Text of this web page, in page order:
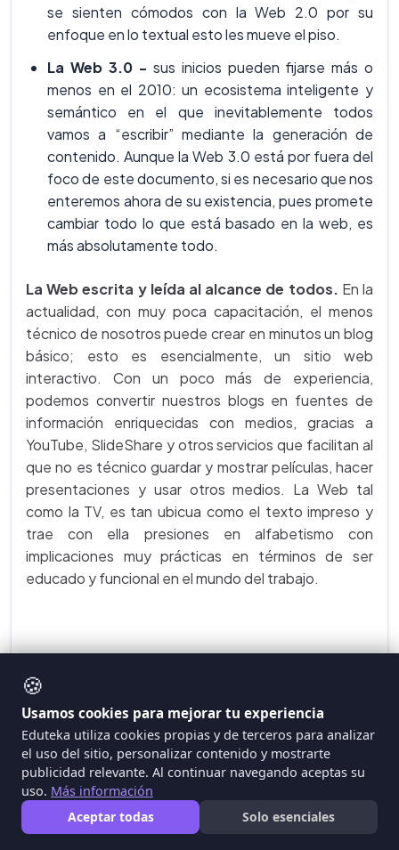
se sienten cómodos con la Web 2.0 por su
enfoque en lo textual esto les mueve el piso.
La Web 3.0 - sus inicios pueden fijarse más o
menos en el 2010: un ecosistema inteligente y
semántico en el que inevitablemente todos
vamos a “escribir” mediante la generación de
contenido. Aunque la Web 3.0 está por fuera del
foco de este documento, si es necesario que nos
enteremos ahora de su existencia, pues promete
cambiar todo lo que está basado en la web, es
más absolutamente todo.
La Web escrita y leída al alcance de todos. En la
actualidad, con muy poca capacitación, el menos
técnico de nosotros puede crear en minutos un blog
básico; esto es esencialmente, un sitio web
interactivo. Con un poco más de experiencia,
podemos convertir nuestros blogs en fuentes de
información enriquecidas con medios, gracias a
YouTube, SlideShare y otros servicios que facilitan al
que no es técnico guardar y mostrar películas, hacer
presentaciones y usar otros medios. La Web tal
como la TV, es tan ubicua como el texto impreso y
trae con ella presiones en alfabetismo con
implicaciones muy prácticas en términos de ser
educado y funcional en el mundo del trabajo.
El tiempo transcurrido entre la lectura y la
escritura se ha reducido dramáticamente
gracias al empoderamiento tecnológico
🍪
Usamos cookies para mejorar tu experiencia
Eduteka utiliza cookies propias y de terceros para analizar
el uso del sitio, personalizar contenido y mostrarte
publicidad relevante. Al continuar navegando aceptas su
uso. Más información
Aceptar todas
Solo esenciales